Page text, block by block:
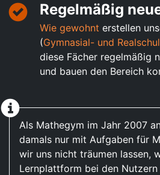
Regelmäßig
Wie gewohnt erstellen
(Gymnasial- und
diese Fächer regelmäßig
und bauen den Bereich
Als Mathegym im Jahr 2007
damals nur mit Aufgaben für
wir uns nicht träumen lassen,
Lernplattform bei den